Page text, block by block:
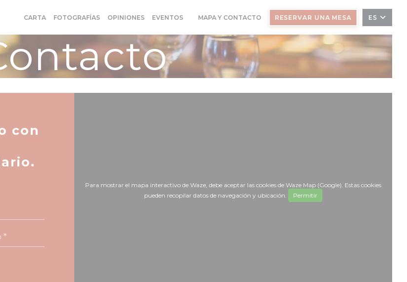
CARTA FOTOGRAFÍAS OPINIONES EVENTOS
((ABRE EN UNA NUEVA VENTANA))
MAPA Y CONTACTO RESERVAR UNA MESA ES
con
Para mostrar el mapa interactivo de Waze, debe aceptar las cookies de Waze Map (Google). Estas cookies
pueden recopilar datos de navegación y ubicación.
Permitir